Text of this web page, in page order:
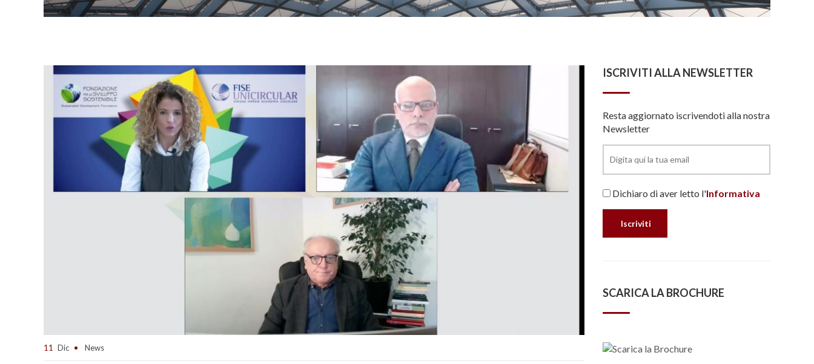
11 Dic News
ISCRIVITI ALLA NEWSLETTER
Resta aggiornato iscrivendoti alla nostra
Newsletter
Dichiaro di aver letto l'Informativa
SCARICA LA BROCHURE